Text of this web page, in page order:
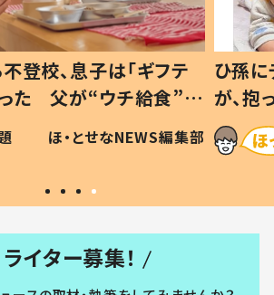
孫にデレデレな80歳じいじ
、抱っこすると…ひ孫の反応に
涙が出ました」「可愛くて仕方な
ほ・とせなNEWS編集部
ライター募集！